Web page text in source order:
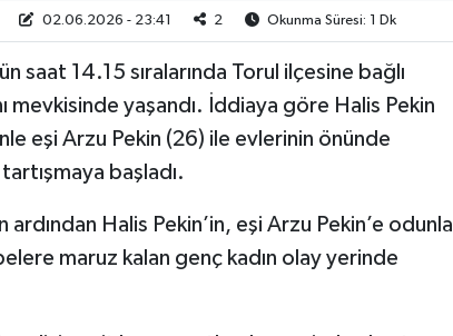
02.06.2026 - 23:41 2 Okunma Süresi: 1 Dk
saat 14.15 sıralarında Torul ilçesine bağlı
mevkisinde yaşandı. İddiaya göre Halis Pekin
eşi Arzu Pekin (26) ile evlerinin önünde
başladı.
ardından Halis Pekin’in, eşi Arzu Pekin’e odunla
maruz kalan genç kadın olay yerinde